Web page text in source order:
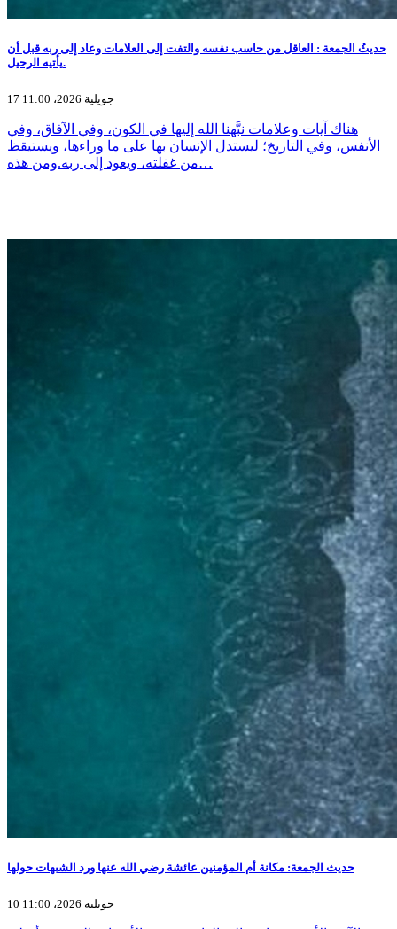
حديثُ الجمعة : العاقل من حاسب نفسه والتفت إلى العلامات وعاد إلى ربه قبل أن
يأتيه الرحيل.
17 جويلية 2026، 11:00
هناك آيات وعلامات نبَّهنا الله إليها في الكون، وفي الآفاق، وفي
الأنفس، وفي التاريخ؛ ليستدل الإنسان بها على ما وراءها، ويستيقظ
من غفلته، ويعود إلى ربه.ومن هذه…
حديث الجمعة: مكانة أم المؤمنين عائشة رضي الله عنها ورد الشبهات حولها
10 جويلية 2026، 11:00